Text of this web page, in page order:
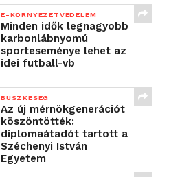
E-KÖRNYEZETVÉDELEM
Minden idők legnagyobb
karbonlábnyomú
sporteseménye lehet az
idei futball-vb
BÜSZKESÉG
Az új mérnökgenerációt
köszöntötték:
diplomaátadót tartott a
Széchenyi István
Egyetem